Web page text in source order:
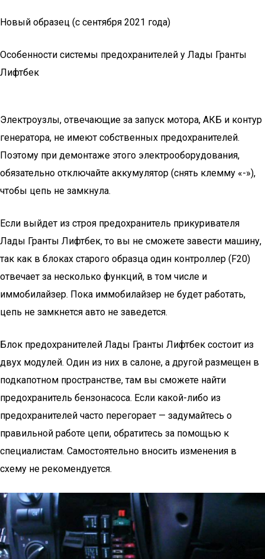
Новый образец (с сентября 2021 года)
Особенности системы предохранителей у Лады Гранты
Лифтбек
Электроузлы, отвечающие за запуск мотора, АКБ и контур
генератора, не имеют собственных предохранителей.
Поэтому при демонтаже этого электрооборудования,
обязательно отключайте аккумулятор (снять клемму «-»),
чтобы цепь не замкнула.
Если выйдет из строя предохранитель прикуривателя
Лады Гранты Лифтбек, то вы не сможете завести машину,
так как в блоках старого образца один контроллер (F20)
отвечает за несколько функций, в том числе и
иммобилайзер. Пока иммобилайзер не будет работать,
цепь не замкнется авто не заведется.
Блок предохранителей Лады Гранты Лифтбек состоит из
двух модулей. Один из них в салоне, а другой размещен в
подкапотном пространстве, там вы сможете найти
предохранитель бензонасоса. Если какой-либо из
предохранителей часто перегорает — задумайтесь о
правильной работе цепи, обратитесь за помощью к
специалистам. Самостоятельно вносить изменения в
схему не рекомендуется.